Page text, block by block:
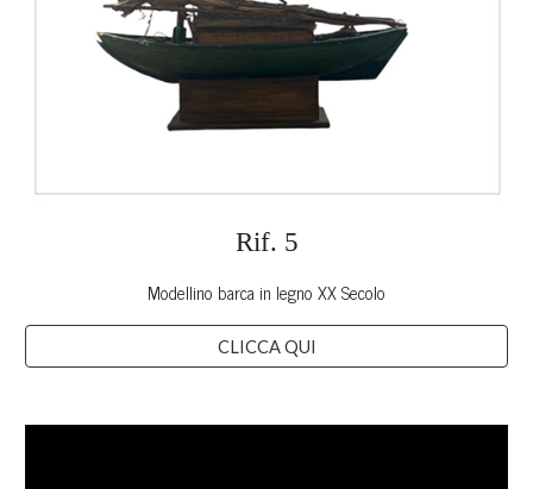
Rif. 5
Modellino barca in legno XX Secolo
CLICCA QUI